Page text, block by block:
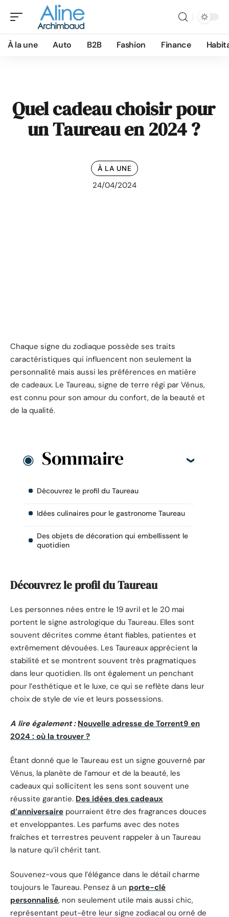
À la une Auto B2B Fashion Finance
Quel cadeau choisir pour
un Taureau en 2024 ?
À LA UNE
24/04/2024
Chaque signe du zodiaque possède ses traits
caractéristiques qui influencent non seulement la
personnalité mais aussi les préférences en matière
de cadeaux. Le Taureau, signe de terre régi par Vénus,
est connu pour son amour du confort, de la beauté et
de la qualité.
Sommaire
Découvrez le profil du Taureau
Idées culinaires pour le gastronome Taureau
Des objets de décoration qui embellissent le
quotidien
Découvrez le profil du Taureau
Les personnes nées entre le 19 avril et le 20 mai
portent le signe astrologique du Taureau. Elles sont
souvent décrites comme étant fiables, patientes et
extrêmement dévouées. Les Taureaux apprécient la
stabilité et se montrent souvent très pragmatiques
dans leur quotidien. Ils ont également un penchant
pour l’esthétique et le luxe, ce qui se reflète dans leur
choix de style de vie et leurs possessions.
A lire également : Nouvelle adresse de Torrent9 en
2024 : où la trouver ?
Étant donné que le Taureau est un signe gouverné par
Vénus, la planète de l’amour et de la beauté, les
cadeaux qui sollicitent les sens sont souvent une
réussite garantie. Des idées des cadeaux
d’anniversaire pourraient être des fragrances douces
et enveloppantes. Les parfums avec des notes
fraîches et terrestres peuvent rappeler à un Taureau
la nature qu’il chérit tant.
Souvenez-vous que l’élégance dans le détail charme
toujours le Taureau. Pensez à un porte-clé
personnalisé, non seulement utile mais aussi chic,
représentant peut-être leur signe zodiacal ou orné de